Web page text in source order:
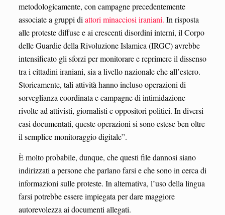
metodologicamente, con campagne precedentemente
associate a gruppi di attori minacciosi iraniani. In risposta
alle proteste diffuse e ai crescenti disordini interni, il Corpo
delle Guardie della Rivoluzione Islamica (IRGC) avrebbe
intensificato gli sforzi per monitorare e reprimere il dissenso
tra i cittadini iraniani, sia a livello nazionale che all’estero.
Storicamente, tali attività hanno incluso operazioni di
sorveglianza coordinata e campagne di intimidazione
rivolte ad attivisti, giornalisti e oppositori politici. In diversi
casi documentati, queste operazioni si sono estese ben oltre
il semplice monitoraggio digitale”.
È molto probabile, dunque, che questi file dannosi siano
indirizzati a persone che parlano farsi e che sono in cerca di
informazioni sulle proteste. In alternativa, l’uso della lingua
farsi potrebbe essere impiegata per dare maggiore
autorevolezza ai documenti allegati.